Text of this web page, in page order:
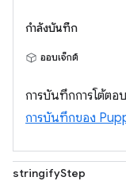
กำลังบันทึก
ออบเจ็กต์
การบันทึกการโต้ตอ
การบันทึกของ
stringifyStep